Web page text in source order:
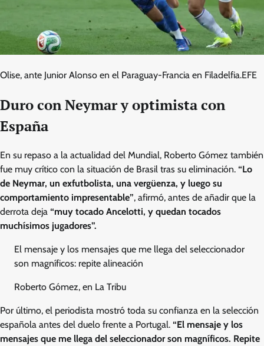
Olise, ante Junior Alonso en el Paraguay-Francia en Filadelfia.EFE
Duro con Neymar y optimista con
España
En su repaso a la actualidad del Mundial, Roberto Gómez también
fue muy crítico con la situación de Brasil tras su eliminación. “Lo
de Neymar, un exfutbolista, una vergüenza, y luego su
comportamiento impresentable”, afirmó, antes de añadir que la
derrota deja “muy tocado Ancelotti, y quedan tocados
muchísimos jugadores”.
El mensaje y los mensajes que me llega del seleccionador
son magníficos: repite alineación
Roberto Gómez, en La Tribu
Por último, el periodista mostró toda su confianza en la selección
española antes del duelo frente a Portugal. “El mensaje y los
mensajes que me llega del seleccionador son magníficos. Repite